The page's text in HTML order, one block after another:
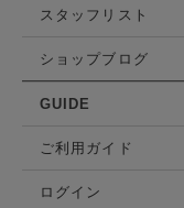
スタッフリスト
ショップブログ
GUIDE
ご利用ガイド
ログイン